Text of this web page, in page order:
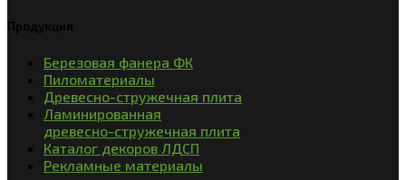
Продукция
Березовая фанера ФК
Пиломатериалы
Древесно-стружечная плита
Ламинированная
древесно-стружечная плита
Каталог декоров ЛДСП
Рекламные материалы